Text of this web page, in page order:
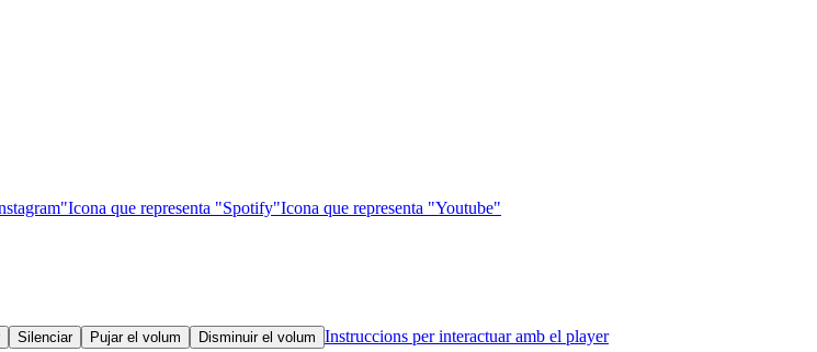
Icona que representa "Spotify"Icona que representa "Youtube"
Silenciar Pujar el volum Disminuir el volum Instruccions per interactuar amb el player